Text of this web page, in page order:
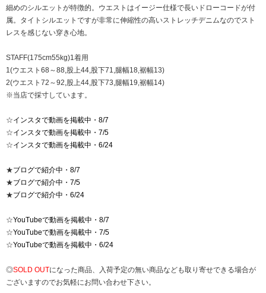
細めのシルエットが特徴的。ウエストはイージー仕様で長いドローコードが付
属。タイトシルエットですが非常に伸縮性の高いストレッチデニムなのでスト
レスを感じない穿き心地。
STAFF(175cm55kg)1着用
1(ウエスト68～88,股上44,股下71,腿幅18,裾幅13)
2(ウエスト72～92,股上44,股下73,腿幅19,裾幅14)
※当店で採寸しています。
☆インスタで動画を掲載中・8/7
☆インスタで動画を掲載中・7/5
☆インスタで動画を掲載中・6/24
★ブログで紹介中・8/7
★ブログで紹介中・7/5
★ブログで紹介中・6/24
☆YouTubeで動画を掲載中・8/7
☆YouTubeで動画を掲載中・7/5
☆YouTubeで動画を掲載中・6/24
◎SOLD OUTになった商品、入荷予定の無い商品なども取り寄せできる場合が
ございますのでお気軽にお問い合わせ下さい。